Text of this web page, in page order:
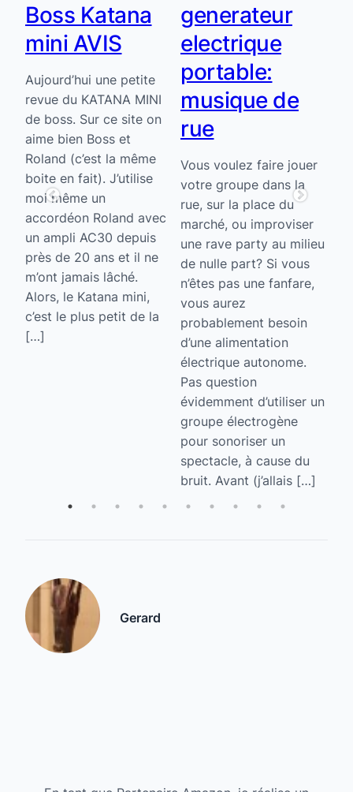
Boss Katana
mini AVIS
Aujourd’hui une petite
revue du KATANA MINI
de boss. Sur ce site on
aime bien Boss et
Roland (c’est la même
boite en fait). J’utilise
moi même un
accordéon Roland avec
un ampli AC30 depuis
près de 20 ans et il ne
m’ont jamais lâché.
Alors, le Katana mini,
c’est le plus petit de la
[…]
generateur
electrique
portable:
musique de
rue
Vous voulez faire jouer
votre groupe dans la
rue, sur la place du
marché, ou improviser
une rave party au milieu
de nulle part? Si vous
n’êtes pas une fanfare,
vous aurez
probablement besoin
d’une alimentation
électrique autonome.
Pas question
évidemment d’utiliser un
groupe électrogène
pour sonoriser un
spectacle, à cause du
bruit. Avant (j’allais […]
Gerard